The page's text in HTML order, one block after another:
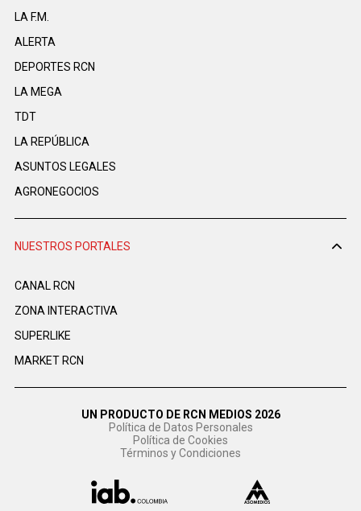
LA F.M.
ALERTA
DEPORTES RCN
LA MEGA
TDT
LA REPÚBLICA
ASUNTOS LEGALES
AGRONEGOCIOS
NUESTROS PORTALES
CANAL RCN
ZONA INTERACTIVA
SUPERLIKE
MARKET RCN
UN PRODUCTO DE RCN MEDIOS 2026
Política de Datos Personales
Política de Cookies
Términos y Condiciones